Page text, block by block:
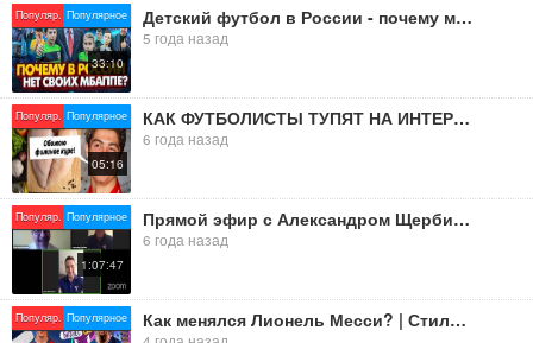
Популяр. Популярное
33:10
Детский футбол в России - почему мы так сильно отстаем от всего мира?
5 года назад
Популяр. Популярное
05:16
КАК ФУТБОЛИСТЫ ТУПЯТ НА ИНТЕРВЬЮ. Глупые и смешные интервью футболистов. Футбольный топ @120 ЯРДОВ
6 года назад
Популяр. Популярное
1:07:47
Прямой эфир с Александром Щербиной и Семёном Валуйским.
6 года назад
Популяр. Популярное Как менялся Лионель Месси? | Стиль, контракты, бизнес